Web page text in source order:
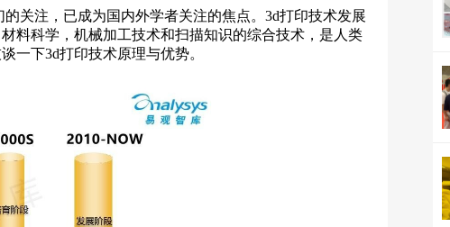
关注，已成为国内外学者关注的焦点。3d打印技术发展
料科学，机械加工技术和扫描知识的综合技术，是人类
一下3d打印技术原理与优势。